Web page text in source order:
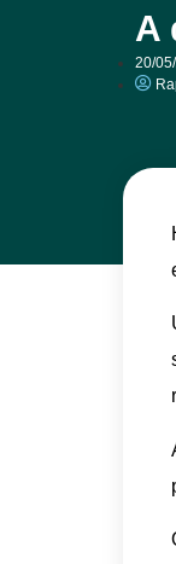
A
20/